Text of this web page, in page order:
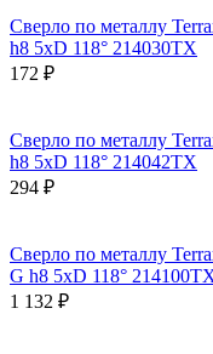
Сверло по металлу
h8 5xD 118° 214030TX
172 ₽
Сверло по металлу
h8 5xD 118° 214042TX
294 ₽
Сверло по металлу
G h8 5xD 118°
1 132 ₽